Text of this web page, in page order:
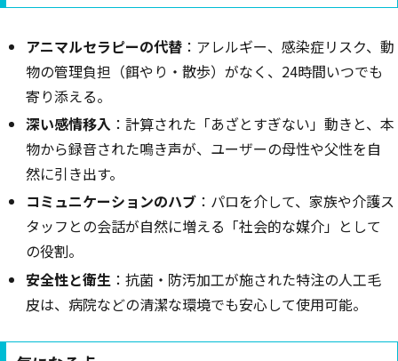
アニマルセラピーの代替 ：アレルギー、感染症リスク、動
物の管理負担（餌やり・散歩）がなく、24時間いつでも
寄り添える。
深い感情移入 ：計算された「あざとすぎない」動きと、本
物から録音された鳴き声が、ユーザーの母性や父性を自
然に引き出す。
コミュニケーションのハブ ：パロを介して、家族や介護ス
タッフとの会話が自然に増える「社会的な媒介」として
の役割。
安全性と衛生 ：抗菌・防汚加工が施された特注の人工毛
皮は、病院などの清潔な環境でも安心して使用可能。